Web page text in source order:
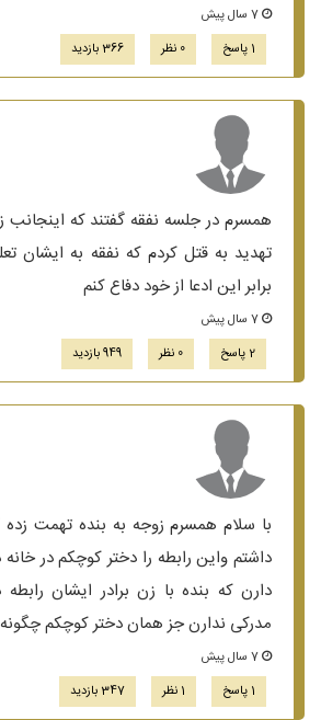
1 پاسخ
0 نظر 366 بازدید
همسرم در جلسه نفقه گفتند که اینجانب
تهدید به قتل کردم که نفقه به ایشان
برابر این ادعا از خود دفاع کنم
2 پاسخ
0 نظر 949 بازدید
با سلام همسرم زوجه به بنده تهمت زده
داشتم واین رابطه را دختر کوچکم در
دارن که بنده با زن برادر ایشان
مدرکی ندارن جز همان دختر کوچکم
1 پاسخ
1 نظر 347 بازدید